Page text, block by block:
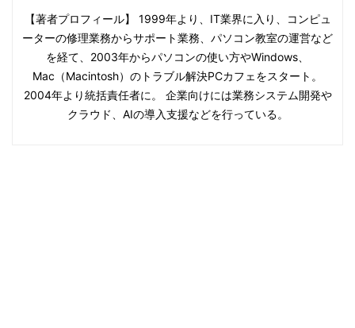
【著者プロフィール】 1999年より、IT業界に入り、コンピュ
ーターの修理業務からサポート業務、パソコン教室の運営など
を経て、2003年からパソコンの使い方やWindows、
Mac（Macintosh）のトラブル解決PCカフェをスタート。
2004年より統括責任者に。 企業向けには業務システム開発や
クラウド、AIの導入支援などを行っている。